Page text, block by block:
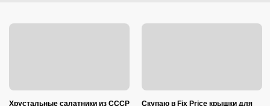
Хрустальные салатники из СССР
Скупаю в Fix Price крышки для